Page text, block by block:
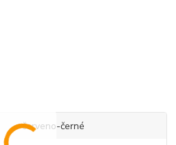
červeno-černé